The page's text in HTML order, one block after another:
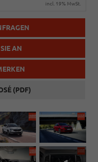
incl. 19% MwSt.
AN
(PDF)